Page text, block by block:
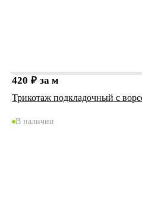
420 ₽ за м
Трикотаж подкладочный с
В наличии